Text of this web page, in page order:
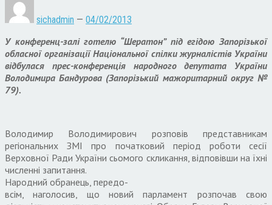
sichadmin — 04/02/2013
У конференц-залі готелю “Шератон” під егідою Запорізької
обласної організації Національної спілки журналістів України
відбулася прес-конференція народного депутата України
Володимира Бандурова (Запорізький мажоритарний округ №
79).
Володимир Володимирович розповів представникам
регіональних ЗМІ про початковий період роботи сесії
Верховної Ради України сьомого скликання, відповівши на їхні
численні запитання.
Народний обранець, передо-
всім, наголосив, що новий парламент розпочав свою